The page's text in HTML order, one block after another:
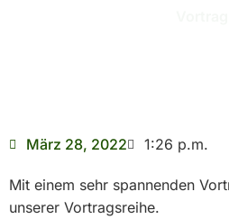
März 28, 2022 1:26 p.m.
Mit einem sehr spannenden
unserer Vortragsreihe.